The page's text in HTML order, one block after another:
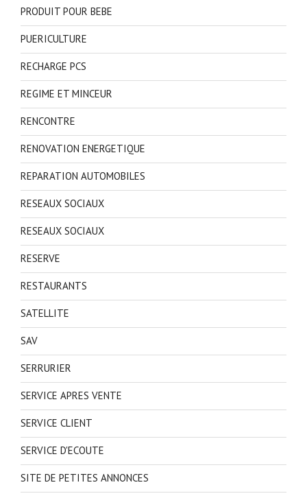
PRODUIT POUR BEBE
PUERICULTURE
RECHARGE PCS
REGIME ET MINCEUR
RENCONTRE
RENOVATION ENERGETIQUE
REPARATION AUTOMOBILES
RESEAUX SOCIAUX
RESEAUX SOCIAUX
RESERVE
RESTAURANTS
SATELLITE
SAV
SERRURIER
SERVICE APRES VENTE
SERVICE CLIENT
SERVICE D'ECOUTE
SITE DE PETITES ANNONCES